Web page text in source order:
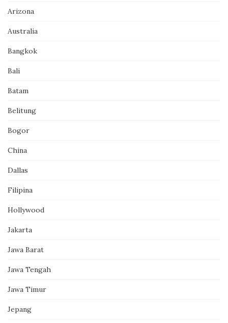
Arizona
Australia
Bangkok
Bali
Batam
Belitung
Bogor
China
Dallas
Filipina
Hollywood
Jakarta
Jawa Barat
Jawa Tengah
Jawa Timur
Jepang